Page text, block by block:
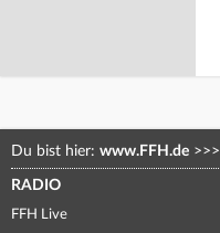
Du bist hier: www.FFH.de >>>
RADIO
FFH Live